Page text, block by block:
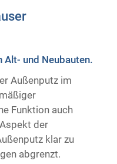
Alt- und Neubauten.
Außenputz im
Funktion auch
der
klar zu
abgrenzt.